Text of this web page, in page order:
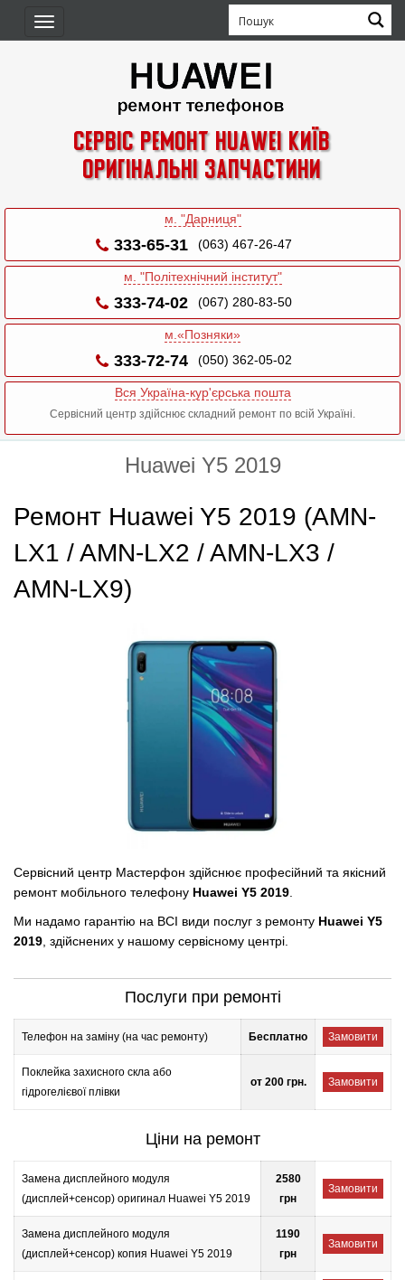
Toggle
navigation
Сервіс ремонт Huawei Київ
Оригінальні запчастини
м. "Дарниця"
333-65-31 (063) 467-26-47
м. "Політехнічний інститут"
333-74-02 (067) 280-83-50
м.«Позняки»
333-72-74 (050) 362-05-02
Вся Україна-кур'єрська пошта
Сервісний центр здійснює складний ремонт по всій Україні.
Huawei Y5 2019
Ремонт Huawei Y5 2019 (AMN-
LX1 / AMN-LX2 / AMN-LX3 /
AMN-LX9)
Сервісний центр Мастерфон здійснює професійний та якісний
ремонт мобільного телефону Huawei Y5 2019
Ми надамо гарантію на ВСІ види послуг з ремонту Huawei Y5
2019 , здійснених у нашому сервісному центрі.
Послуги при ремонті
Телефон на заміну (на час ремонту) Бесплатно Замовити
Поклейка захисного скла або
гідрогелієвої плівки
от 200 грн. Замовити
Ціни на ремонт
Замена дисплейного модуля
(дисплей+сенсор) оригинал Huawei Y5 2019
2580
грн
Замовити
Замена дисплейного модуля
(дисплей+сенсор) копия Huawei Y5 2019
1190
грн
Замовити